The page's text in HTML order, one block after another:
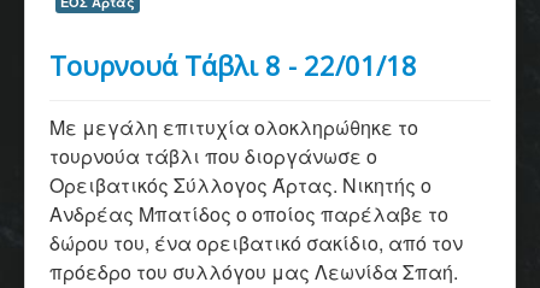
Τουρνουά Τάβλι 8 - 22/01/18
Με μεγάλη επιτυχία ολοκληρώθηκε το
τουρνούα τάβλι που διοργάνωσε ο
Ορειβατικός Σύλλογος Άρτας. Νικητής ο
Ανδρέας Μπατίδος ο οποίος παρέλαβε το
δώρου του, ένα ορειβατικό σακίδιο, από τον
πρόεδρο του συλλόγου μας Λεωνίδα Σπαή.